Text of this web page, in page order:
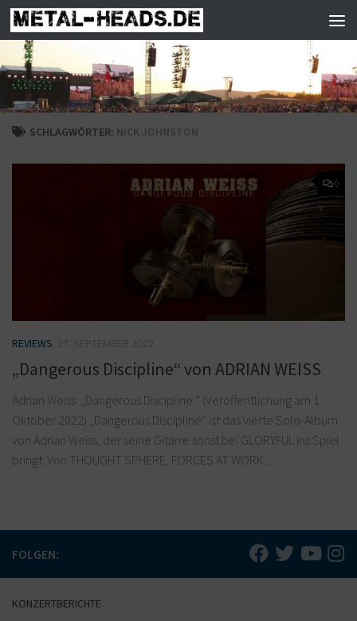
Zum Inhalt springen
SCHLAGWÖRTER: NICK JOHNSTON
0
REVIEWS
„Dangerous Discipline“ von ADRIAN WEISS
Adrian Weiss: „Dangerous Discipline “ (Veröffentlichung am 1.
Oktober 2022) „Dangerous Discipline“ ist das vierte Solo-Album
von Adrian Weiss, der seine Gitarre sonst bei GLORYFUL ins Spiel
bringt. Von THOUGHT SPHERE, FORCES AT WORK...
FOLGEN:
KONZERTBERICHTE